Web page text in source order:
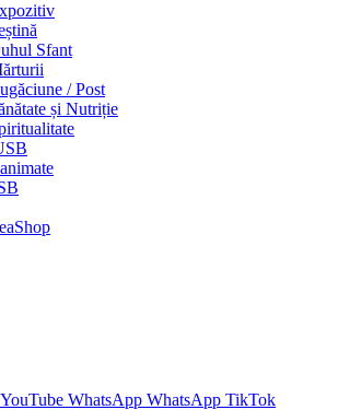
Sfant
/ Post
și Nutriție
YouTube WhatsApp WhatsApp TikTok